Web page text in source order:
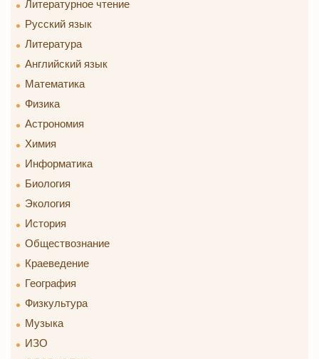
Литературное чтение
Русский язык
Литература
Английский язык
Математика
Физика
Астрономия
Химия
Информатика
Биология
Экология
История
Обществознание
Краеведение
География
Физкультура
Музыка
ИЗО